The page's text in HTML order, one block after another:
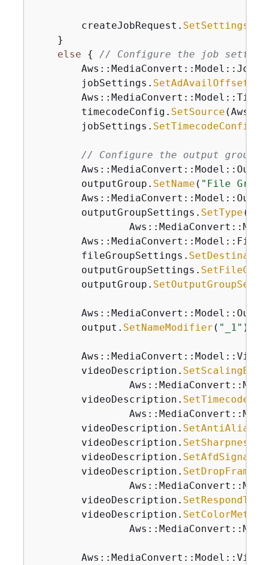
        createJobRequest.
SetSettings
    }
else
{
// Configure the job
        jobSettings.
SetAdAvailOffset
        timecodeConfig.
SetSource
        jobSettings.
SetTimecodeConfig
// Configure the output group.
        outputGroup.
SetName ( "File
        outputGroupSettings.
SetType (
        fileGroupSettings.
        outputGroupSettings.
        outputGroup.
        output.
SetNameModifier ( "_1" );
        videoDescription.
        videoDescription.
        videoDescription.
SetAntiAlias
        videoDescription.
SetSharpness
        videoDescription.
        videoDescription.
        videoDescription.
        videoDescription.